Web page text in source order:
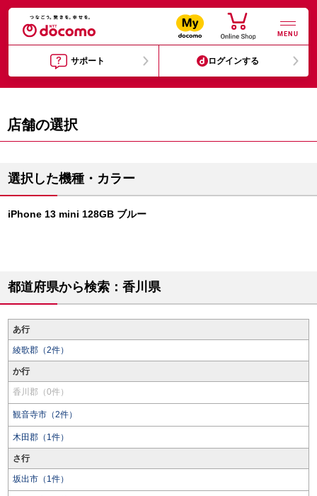
MENU
サポート ログインする
店舗の選択
選択した機種・カラー
iPhone 13 mini 128GB ブルー
都道府県から検索：香川県
あ行
綾歌郡（2件）
か行
香川郡（0件）
観音寺市（2件）
木田郡（1件）
さ行
坂出市（1件）